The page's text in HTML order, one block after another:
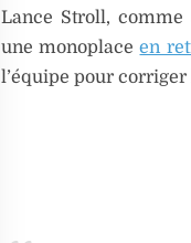
Lance Stroll, comme
une monoplaceen
l’équipe pour